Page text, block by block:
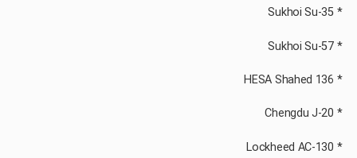
‏ * Sukhoi Su-35
‏ * Sukhoi Su-57
‏ * HESA Shahed 136
‏ * Chengdu J-20
‏ * Lockheed AC-130